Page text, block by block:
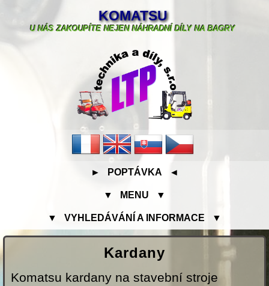
KOMATSU
U NÁS ZAKOUPÍTE NEJEN NÁHRADNÍ DÍLY NA BAGRY
► POPTÁVKA ◄
▼ MENU ▼
▼ VYHLEDÁVÁNÍ A INFORMACE ▼
Kardany
Komatsu kardany na stavební stroje